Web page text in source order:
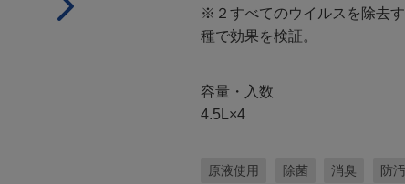
※２すべてのウイルスを除去
種で効果を検証。
容量・入数
4.5L×4
原液使用 除菌 消臭 防汚